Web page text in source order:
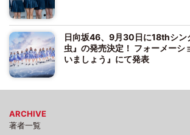
日向坂46、9月30日に18thシン
虫』の発売決定！ フォーメーシ
いましょう』にて発表
ARCHIVE
著者一覧